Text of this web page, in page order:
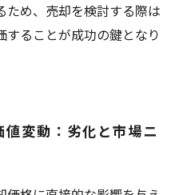
め、売却を検討する際は
することが成功の鍵となり
変動：劣化と市場ニ